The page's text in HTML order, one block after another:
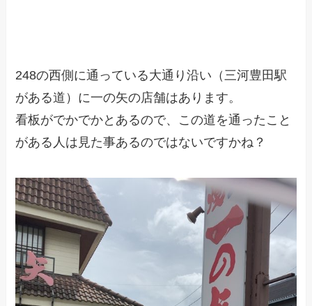
248の西側に通っている大通り沿い（三河豊田駅
がある道）に一の矢の店舗はあります。
看板がでかでかとあるので、この道を通ったこと
がある人は見た事あるのではないですかね？